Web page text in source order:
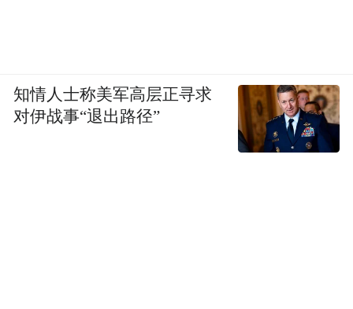
知情人士称美军高层正寻求
对伊战事“退出路径”